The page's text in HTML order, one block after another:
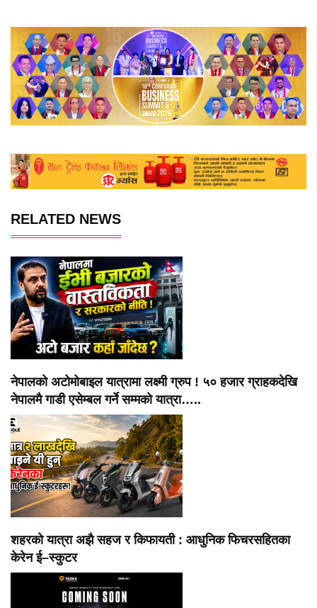
RELATED NEWS
नेपालको अटोमोबाइल यात्रामा लक्ष्मी ग्रुप ! ५० हजार ग्राहकदेखि
नेपालमै गाडी एसेम्बल गर्ने सम्मको यात्रा…..
शहरको यात्रा अझै सहज र किफायती : आधुनिक फिचरसहितका
केरेन ई–स्कुटर